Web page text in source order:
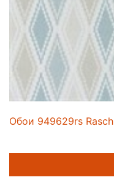
Обои 949629rs Rasch